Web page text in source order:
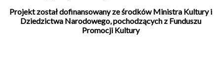
Projekt został dofinansowany ze środków Ministra Kultury i
Dziedzictwa Narodowego, pochodzących z Funduszu
Promocji Kultury